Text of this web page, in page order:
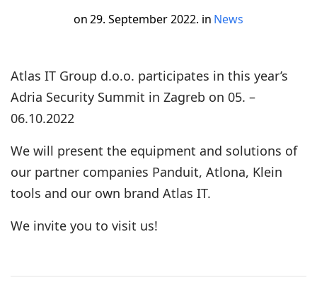
on29. September 2022. in News
Atlas IT Group d.o.o. participates in this year’s
Adria Security Summit in Zagreb on 05. –
06.10.2022
We will present the equipment and solutions of
our partner companies Panduit, Atlona, ​​Klein
tools and our own brand Atlas IT.
We invite you to visit us!